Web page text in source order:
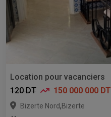
Location pour vacanciers
120 DT
150 000 000 DT
Bizerte Nord,Bizerte